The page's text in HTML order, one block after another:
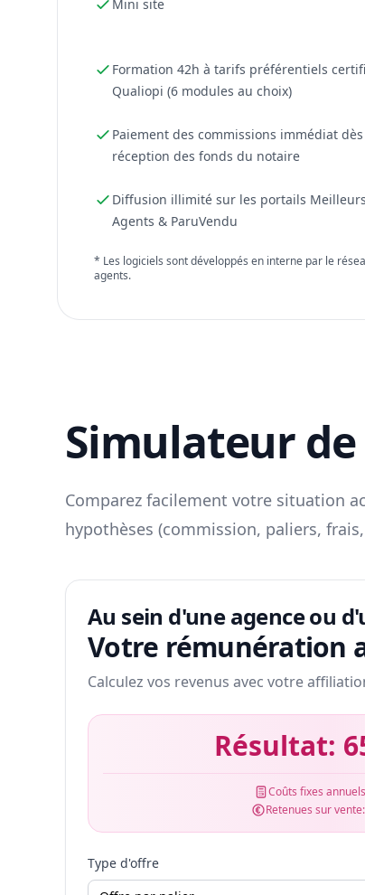
Mini site
Formation 42h à tarifs préférentiels
Qualiopi (6 modules au choix)
Paiement des commissions immédiat dès
réception des fonds du notaire
Diffusion illimité sur les portails Meilleurs
Agents & ParuVendu
* Les logiciels sont développés en interne par le
agents.
Simulateur
Comparez facilement votre situation
hypothèses (commission, paliers,
Au sein d'une agence ou
Votre rémunération
Calculez vos revenus avec votre
Résultat:
Coûts fixes
Retenues sur vente:
Type d'offre